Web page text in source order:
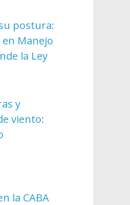
postura:
Manejo
la Ley
y
viento:
la CABA